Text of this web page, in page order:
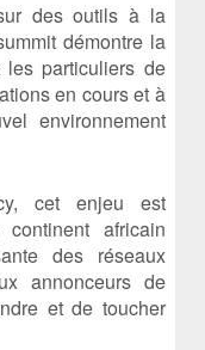
des outils à la
démontre la
particuliers de
en cours et à
environnement
cet enjeu est
africain
des réseaux
annonceurs de
et de toucher